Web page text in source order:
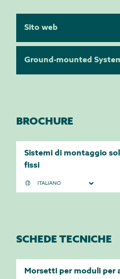
Sito web
Ground-mounted
BROCHURE
Sistemi di montaggio
fissi
SCHEDE TECNICHE
Morsetti per moduli per